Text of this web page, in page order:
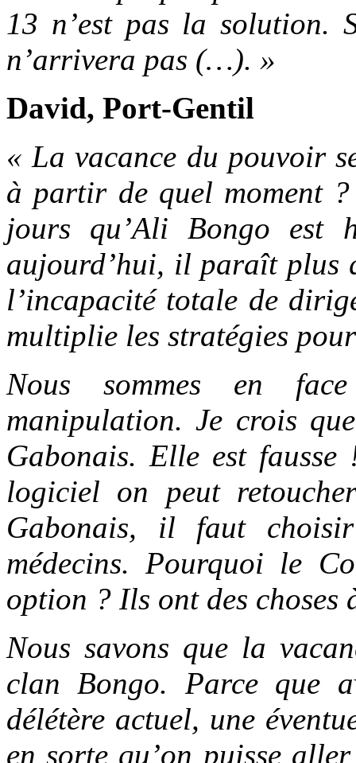
13 n’est pas la solution.
n’arrivera pas (…). »
David, Port-Gentil
« La vacance du pouvoir
à partir de quel moment
jours qu’Ali Bongo est
aujourd’hui, il paraît plus
l’incapacité totale de
multiplie les stratégies
Nous sommes en
manipulation. Je crois
Gabonais. Elle est
logiciel on peut
Gabonais, il faut
médecins. Pourquoi le
option ? Ils ont des choses
Nous savons que la
clan Bongo. Parce que
délétère actuel, une
en sorte qu’on puisse